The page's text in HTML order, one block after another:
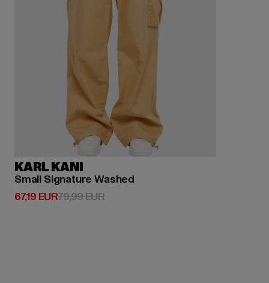
KARL KANI
Small Signature Washed
67,19 EUR
Derzeitiger Preis: 67,19 EUR
79,99 EURAktionspreis: 79,99 EUR